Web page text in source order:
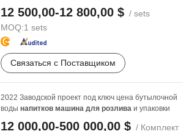
12 500,00-12 800,00 $ / sets
MOQ:1 sets
Связаться с Поставщиком
2022 Заводской проект под ключ цена бутылочной
воды напитков машина для розлива и упаковки
12 000,00-500 000,00 $ / Комплект